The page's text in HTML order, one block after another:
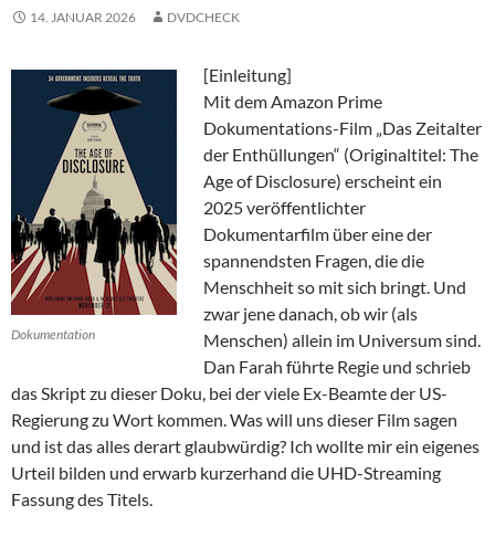
14. JANUAR 2026 DVDCHECK
Dokumentation
[Einleitung]
Mit dem Amazon Prime
Dokumentations-Film „Das Zeitalter
der Enthüllungen“ (Originaltitel: The
Age of Disclosure) erscheint ein
2025 veröffentlichter
Dokumentarfilm über eine der
spannendsten Fragen, die die
Menschheit so mit sich bringt. Und
zwar jene danach, ob wir (als
Menschen) allein im Universum sind.
Dan Farah führte Regie und schrieb
das Skript zu dieser Doku, bei der viele Ex-Beamte der US-
Regierung zu Wort kommen. Was will uns dieser Film sagen
und ist das alles derart glaubwürdig? Ich wollte mir ein eigenes
Urteil bilden und erwarb kurzerhand die UHD-Streaming
Fassung des Titels.